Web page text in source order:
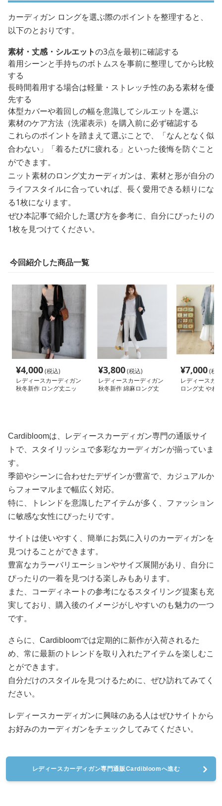
カーディガン ロングを選ぶ際のポイントを整理すると、
以下のとおりです。
素材・丈感・シルエットの3点を最初に確認する
着用シーンと手持ちのボトムスを事前に整理してから比較
する
長時間着用する場合は軽量・ストレッチ性のある素材を優
先する
体型カバーや着回しの幅を意識してシルエットを選ぶ
素材のケア方法（洗濯表示）を購入前に必ず確認する
これらのポイントを踏まえて選ぶことで、「なんとなく似
合わない」「着るたびに疲れる」といった後悔を防ぐこと
ができます。
ニット素材のロング丈カーディガンは、素材と形が自分の
ライフスタイルに合っていれば、長く愛用できる頼りにな
る1枚になります。
ぜひ本記事で紹介した選び方を参考に、自分にぴったりの
1枚を見つけてください。
今回紹介した商品一覧
¥4,000(税込)
レディースカーディガン
秋冬新作 ロング丈ニッ
¥3,800(税込)
レディースカーディガン
秋冬新作 綿麻ロング丈
¥7,000(税
レディースカ
ロング丈 やわ
Cardibloomは、レディースカーディガン専門の通販サイ
トで、スタイリッシュで多彩なカーディガンが揃っていま
す。
季節やシーンに合わせたデザインが豊富で、カジュアルか
らフォーマルまで幅広く対応。
特に、トレンドを意識したアイテムが多く、ファッション
に敏感な女性にぴったりです。
サイトは使いやすく、簡単にお気に入りのカーディガンを
見つけることができます。
豊富なカラーバリエーションやサイズ展開があり、自分に
ぴったりの一着を見つける楽しみもあります。
また、コーディネートの参考になるスタイリング提案も充
実しており、購入後のイメージがしやすいのも魅力の一つ
です。
さらに、Cardibloomでは定期的に新作が入荷されるた
め、常に最新のトレンドを取り入れたアイテムを楽しむこ
とができます。
自分だけのスタイルを見つけるために、ぜひ訪れてみてく
ださい。
レディースカーディガンに興味のある人はぜひサイトから
お好みのカーディガンをチェックしてみてください。
レディースカーディガン専門通販Cardibloomへ進む